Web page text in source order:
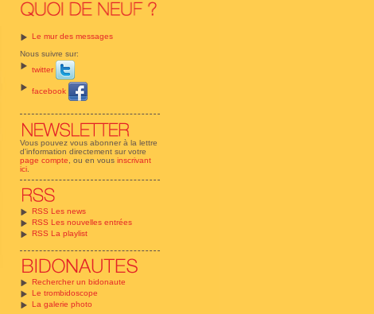
Le mur des messages
Nous suivre sur:
twitter
facebook
Vous pouvez vous abonner à la lettre
d'information directement sur votre
page compte , ou en vous inscrivant
ici
RSS Les news
RSS Les nouvelles entrées
RSS La playlist
Rechercher un bidonaute
Le trombidoscope
La galerie photo